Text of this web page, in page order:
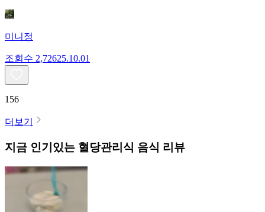
미니정
조회수 2,72625.10.01
156
더보기
지금 인기있는 혈당관리식 음식 리뷰